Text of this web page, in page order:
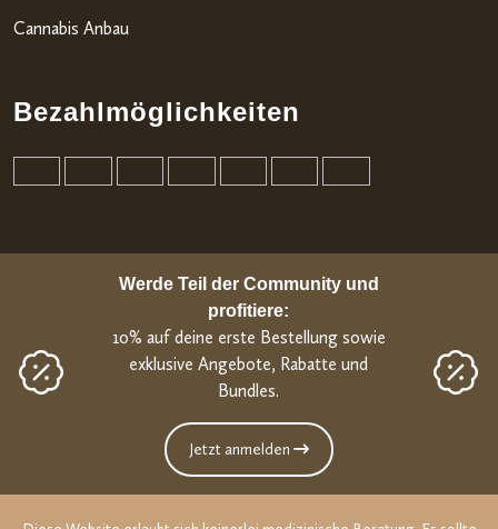
Cannabis Anbau
Bezahlmöglichkeiten
Werde Teil der Community und
profitiere:
10% auf deine erste Bestellung sowie
exklusive Angebote, Rabatte und
Bundles.
Jetzt anmelden